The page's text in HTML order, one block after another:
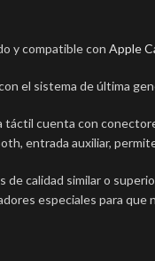
y compatible con Apple
el sistema de última
cuenta con
entrada auxiliar,
calidad similar o
especiales para